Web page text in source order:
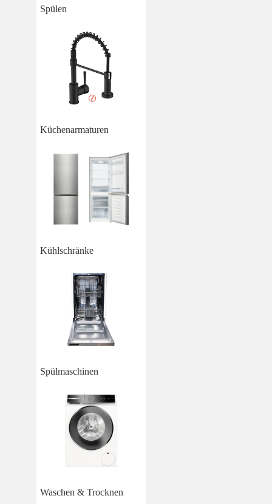
Spülen
Küchenarmaturen
Kühlschränke
Spülmaschinen
Waschen & Trocknen